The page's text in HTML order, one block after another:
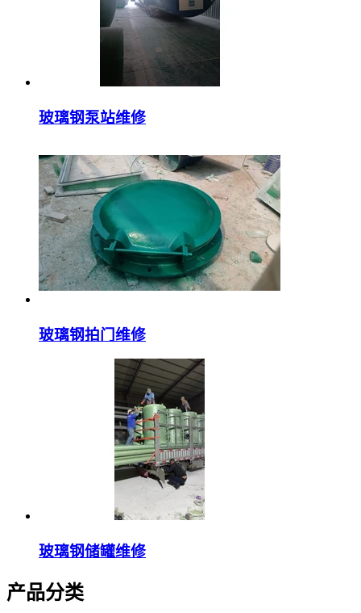
玻璃钢泵站维修
玻璃钢拍门维修
玻璃钢储罐维修
产品分类